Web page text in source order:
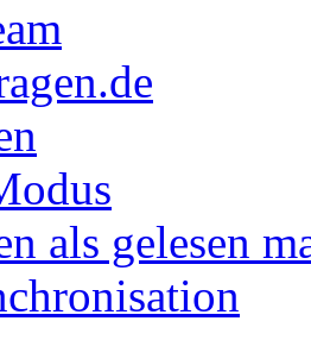
als gelesen